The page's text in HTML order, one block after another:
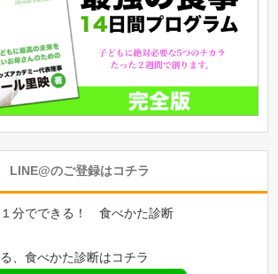
LINE@のご登録はコチラ
分でできる！ 食べかた診断
、食べかた診断はコチラ